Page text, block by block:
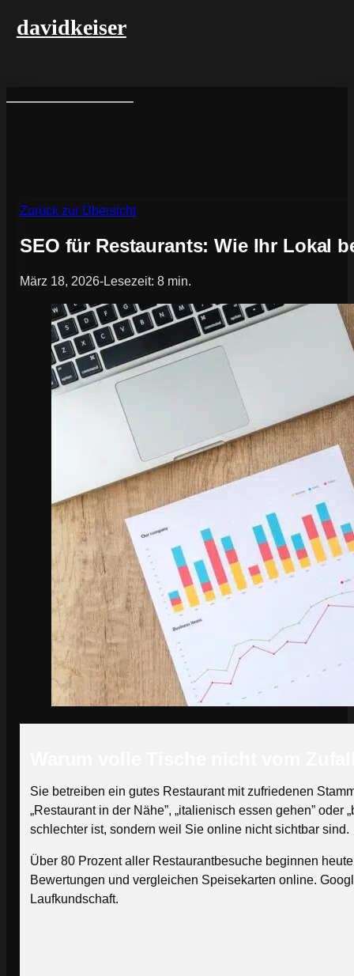
davidkeiser
Zurück zur Übersicht
SEO für Restaurants: Wie Ihr Lokal
März 18, 2026-Lesezeit: 8 min.
Sie betreiben ein gutes Restaurant mit zufriedenen
„Restaurant in der Nähe”, „italienisch essen gehen”
schlechter ist, sondern weil Sie online nicht sichtbar sind.
Über 80 Prozent aller Restaurantbesuche beginnen
Bewertungen und vergleichen Speisekarten online.
Laufkundschaft.